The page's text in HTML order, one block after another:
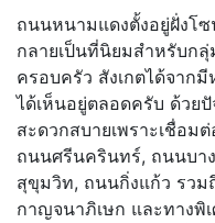
ถนนหนามแดงตั้งอยู่ฝั่งโ
กลายเป็นที่นิยมสำหรับก
ครอบครัว สังเกตได้จาก
ได้เห็นอยู่ตลอดครับ ด้วยปั
สะดวกสบายเพราะเชื่อม
ถนนศรีนครินทร์, ถนนบา
สุขุมวิท, ถนนกิ่งแก้ว รวม
กาญจนาภิเษก และทางพิ